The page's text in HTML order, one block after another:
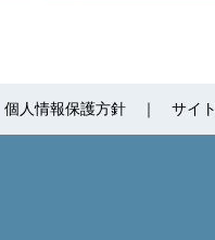
個人情報保護方針 サイ